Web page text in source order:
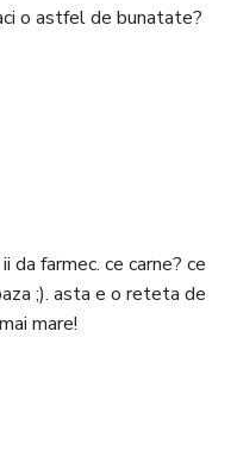
o astfel de bunatate?
da farmec. ce carne? ce
;). asta e o reteta de
mare!